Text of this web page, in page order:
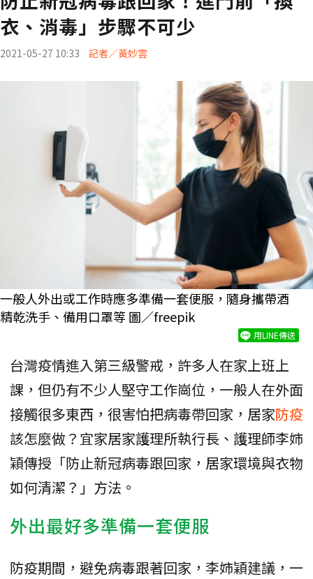
衣、消毒」步驟不可少
2021-05-27 10:33 記者／黃妙雲
一般人外出或工作時應多準備一套便服，隨身攜帶酒
精乾洗手、備用口罩等 圖／freepik
用LINE傳送
台灣疫情進入第三級警戒，許多人在家上班上
課，但仍有不少人堅守工作崗位，一般人在外面
接觸很多東西，很害怕把病毒帶回家，居家防疫
該怎麼做？宜家居家護理所執行長、護理師李姉
穎傳授「防止新冠病毒跟回家，居家環境與衣物
如何清潔？」方法。
外出最好多準備一套便服
防疫期間，避免病毒跟著回家，李姉穎建議，一